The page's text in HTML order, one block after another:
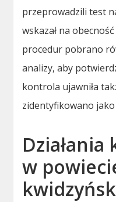
przeprowadzili test
wskazał na
procedur pobrano
analizy, aby
kontrola ujawniła
zidentyfikowano
w